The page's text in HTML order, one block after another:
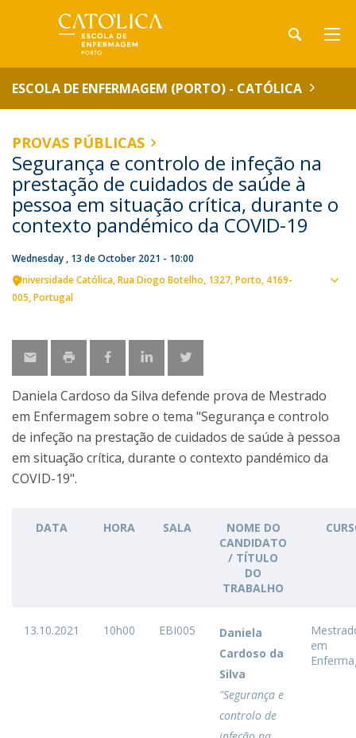
ESCOLA DE ENFERMAGEM (PORTO) - CATÓLICA
PROVAS PÚBLICAS
Segurança e controlo de infeção na
prestação de cuidados de saúde à
pessoa em situação crítica, durante o
contexto pandémico da COVID-19
Wednesday , 13 de October 2021 - 10:00
Universidade Católica Rua Diogo Botelho, 1327 Porto 4169-
005 Portugal
Daniela Cardoso da Silva defende prova de Mestrado
em Enfermagem sobre o tema "Segurança e controlo
de infeção na prestação de cuidados de saúde à pessoa
em situação crítica, durante o contexto pandémico da
COVID-19".
DATA HORA SALA
NOME DO
CANDIDATO
/ TÍTULO
DO
TRABALHO
13.10.2021 10h00 EBI005
Daniela
Cardoso da
Silva
"Segurança e
controlo de
em